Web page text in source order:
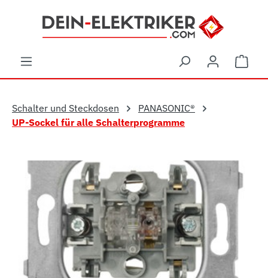
Zum Hauptinhalt springen
Schalter und Steckdosen
PANASONIC®
UP-Sockel für alle Schalterprogramme